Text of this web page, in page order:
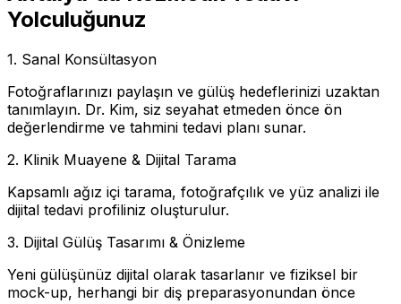
Yolculuğunuz
1. Sanal Konsültasyon
Fotoğraflarınızı paylaşın ve gülüş hedeflerinizi uzaktan
tanımlayın. Dr. Kim, siz seyahat etmeden önce ön
değerlendirme ve tahmini tedavi planı sunar.
2. Klinik Muayene & Dijital Tarama
Kapsamlı ağız içi tarama, fotoğrafçılık ve yüz analizi ile
dijital tedavi profiliniz oluşturulur.
3. Dijital Gülüş Tasarımı & Önizleme
Yeni gülüşünüz dijital olarak tasarlanır ve fiziksel bir
mock-up, herhangi bir diş preparasyonundan önce